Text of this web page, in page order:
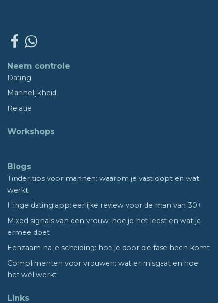
Neem controle
Dating
Mannelijkheid
Relatie
Workshops
Blogs
Tinder tips voor mannen: waarom je vastloopt en wat
werkt
Hinge dating app: eerlijke review voor de man van 30+
Mixed signals van een vrouw: hoe je het leest en wat je
ermee doet
Eenzaam na je scheiding: hoe je door die fase heen komt
Complimenten voor vrouwen: wat er misgaat en hoe
het wél werkt
Links